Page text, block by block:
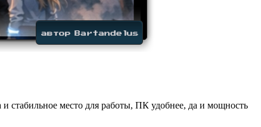
стабильное место для работы, ПК удобнее, да и мощность